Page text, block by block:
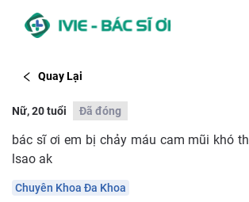
Quay Lại
Nữ, 20 tuổi Đã đóng
bác sĩ ơi em bị chảy máu cam mũi khó
lsao ak
Chuyên Khoa Đa Khoa